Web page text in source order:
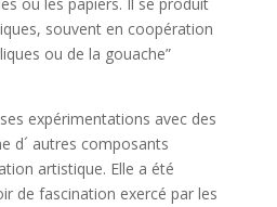
souvent en coopération
ou de la gouache”
expérimentations avec des
d´ autres composants
artistique. Elle a été
de fascination exercé par les